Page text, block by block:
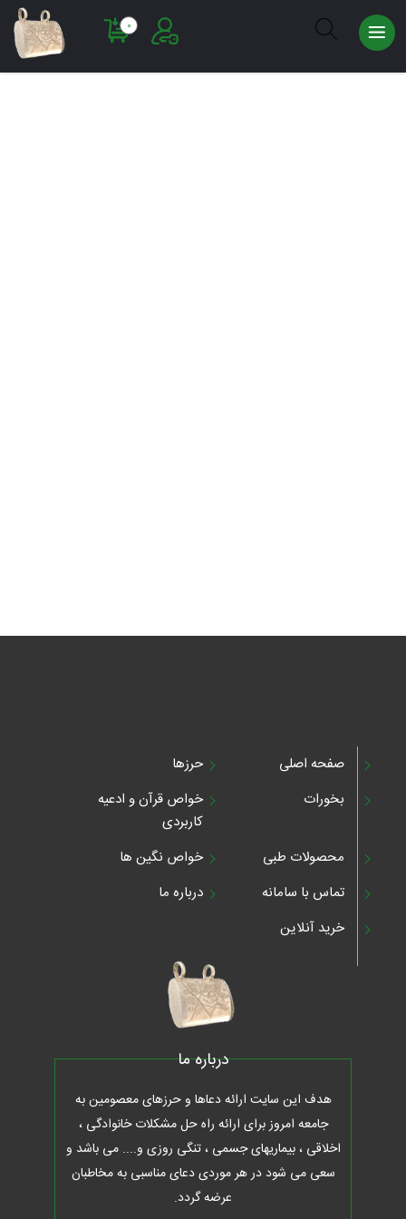
عضویت
ورود به
0
صفحه اصلی
حرزها
بخورات
خواص قرآن و ادعیه
کاربردی
محصولات طبی
خواص نگین ها
تماس با سامانه
درباره ما
خرید آنلاین
درباره ما
هدف این سایت ارائه دعاها و حرزهای معصومین به
جامعه امروز برای ارائه راه حل مشکلات خانوادگی ،
اخلاقی ، بیماریهای جسمی ، تنگی روزی و.... می باشد و
سعی می شود در هر موردی دعای مناسبی به مخاطبان
عرضه گردد.